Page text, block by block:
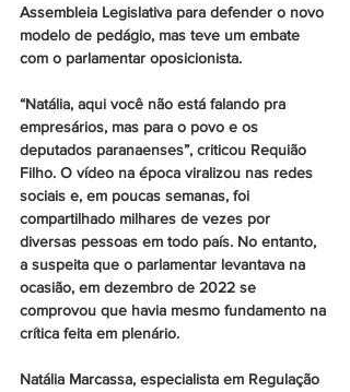
Assembleia Legislativa para defender o novo
modelo de pedágio, mas teve um embate
com o parlamentar oposicionista.
“Natália, aqui você não está falando pra
empresários, mas para o povo e os
deputados paranaenses”, criticou Requião
Filho. O vídeo na época viralizou nas redes
sociais e, em poucas semanas, foi
compartilhado milhares de vezes por
diversas pessoas em todo país. No entanto,
a suspeita que o parlamentar levantava na
ocasião, em dezembro de 2022 se
comprovou que havia mesmo fundamento na
crítica feita em plenário.
Natália Marcassa, especialista em Regulação